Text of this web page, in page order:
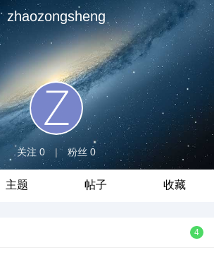
zhaozongsheng
关注 0 | 粉丝 0
主题 帖子 收藏
4